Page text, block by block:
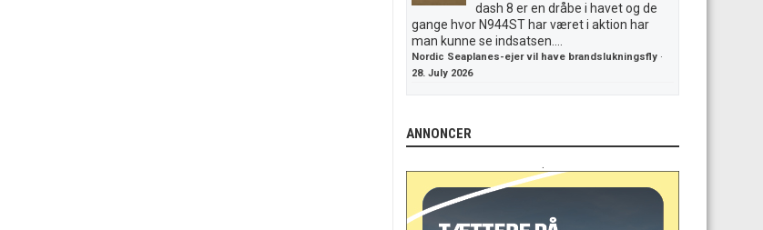
dash 8 er en dråbe i havet og de
gange hvor N944ST har været i aktion har
man kunne se indsatsen....
Nordic Seaplanes-ejer vil have brandslukningsfly ·
28. July 2026
ANNONCER